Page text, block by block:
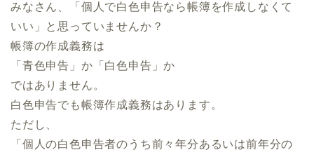
みなさん、「個人で白色申告なら帳簿を作成しなくて
いい」と思っていませんか？
帳簿の作成義務は
「青色申告」か「白色申告」か
ではありません。
白色申告でも帳簿作成義務はあります。
ただし、
「個人の白色申告者のうち前々年分あるいは前年分の